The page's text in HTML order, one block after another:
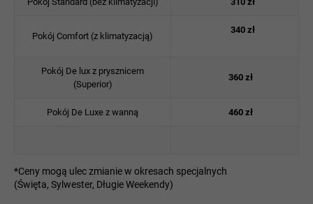
Pokój Comfort (z klimatyzacją)
340 zł
Pokój De lux z prysznicem
(Superior)
360 zł
Pokój De Luxe z wanną 460 zł
*Ceny mogą ulec zmianie w okresach specjalnych
(Święta, Sylwester, Długie Weekendy)